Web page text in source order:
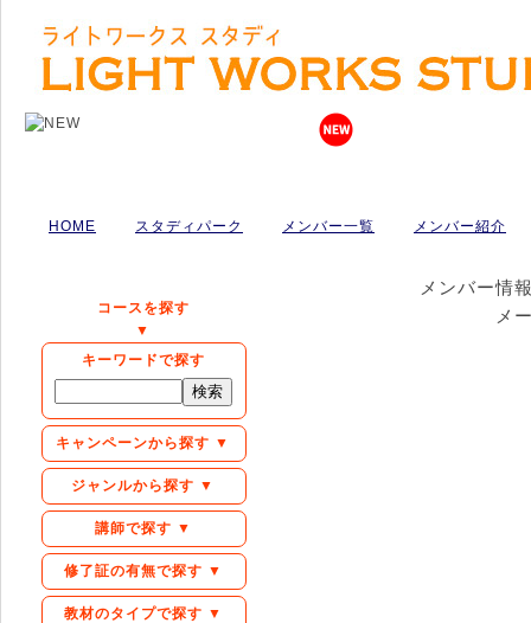
HOME スタディパーク メンバー一覧 メンバー紹介
コースを探す
▼
キーワードで探す
キャンペーンから探す ▼
ジャンルから探す ▼
講師で探す ▼
修了証の有無で探す ▼
教材のタイプで探す ▼
メンバー情
メ